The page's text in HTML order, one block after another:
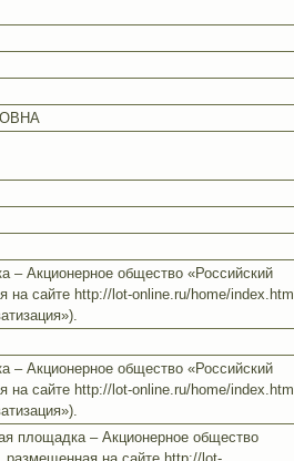
– Акционерное общество «Российский
сайте http://lot-online.ru/home/index.html
– Акционерное общество «Российский
сайте http://lot-online.ru/home/index.html
площадка – Акционерное общество